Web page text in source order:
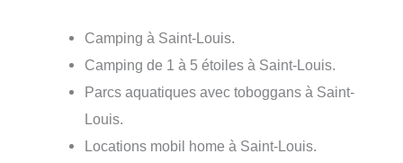
Camping à Saint-Louis.
Camping de 1 à 5 étoiles à Saint-Louis.
Parcs aquatiques avec toboggans à Saint-
Louis.
Locations mobil home à Saint-Louis.